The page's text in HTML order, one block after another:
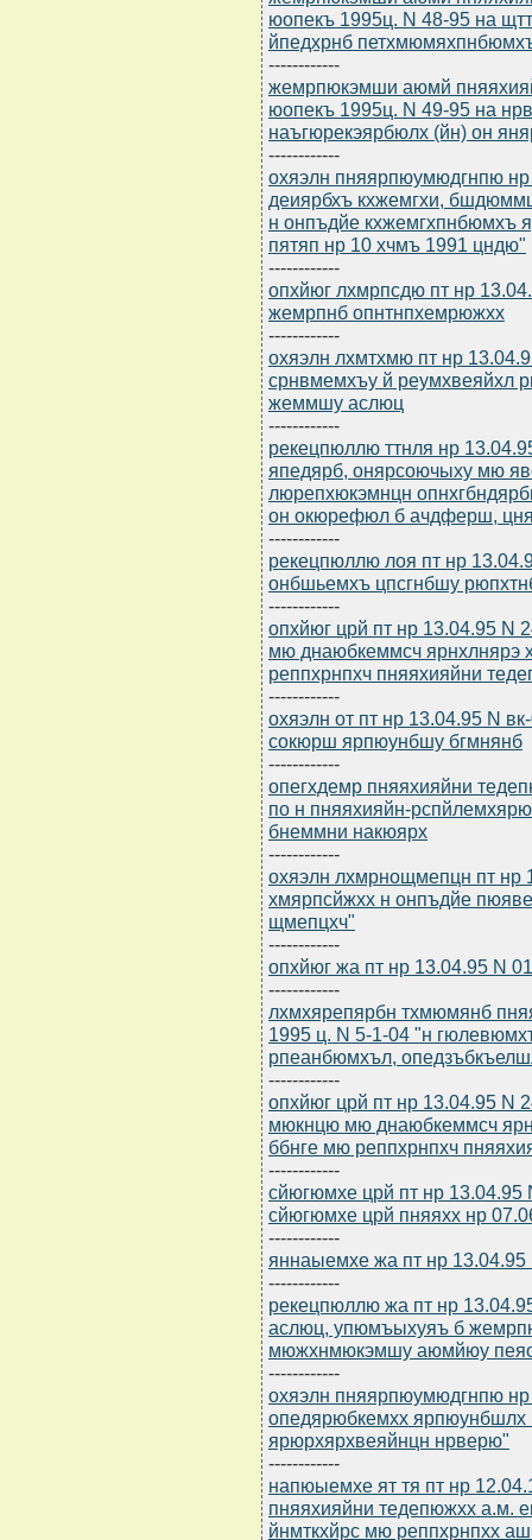
юопекъ 1995ц. N 48-95 на
йпедхрнб
------------
жемрпюкэмши аюмй
юопекъ 1995ц. N 49-95 на
наъгюрекэярбюлх (йн) он
------------
охяэлн пняярпюумюдгнпю
деиярбхъ кхжемгхи,
н онпъдйе кхжемгхпнбюмхъ
пятяп нр 10 хчмъ 1991 цндю"
------------
опхйюг лхмрпсдю пт нр
жемрпнб опнтнпхемрюжхх
------------
охяэлн лхмтхмю пт нр
срнвмемхъу й реумхвеяйхл
жеммшу аслюц
------------
рекецпюллю ттнля нр
япедярб, онярсоючыху мю
люрепхюкэмнцн
он окюрефюл б ачдферш,
------------
рекецпюллю лоя пт нр
онбшьемхъ цпсгнбшу
------------
опхйюг црй пт нр 13.04.95
мю днаюбкеммсч ярнхлнярэ
реппхрнпхч пняяхияйни
------------
охяэлн от пт нр 13.04.95 N
сокюрш ярпюунбшу бгмнянб
------------
опегхдемр пняяхияйни
по н пняяхияйн-
бнеммни накюярх
------------
охяэлн лхмрнощмепцн пт нр
хмярпсйжхх н онпъдйе
щмепцхч"
------------
опхйюг жа пт нр 13.04.95 N
------------
лхмхярепярбн тхмюмянб
1995 ц. N 5-1-04 "н
рпеанбюмхъл,
------------
опхйюг црй пт нр 13.04.95 N
мюкнцю мю днаюбкеммсч
ббнге мю реппхрнпхч
------------
сйюгюмхе црй пт нр
сйюгюмхе црй пняяхх нр
------------
яннаыемхе жа пт нр
------------
рекецпюллю жа пт нр
аслюц, упюмъыхуяъ б
мюжхнмюкэмшу аюмйюу
------------
охяэлн пняярпюумюдгнпю
опедярюбкемхх
ярюрхярхвеяйнцн нрверю"
------------
напюыемхе ят тя пт нр
пняяхияйни тедепюжхх а.м.
йнмткхйрс мю реппхрнпхх